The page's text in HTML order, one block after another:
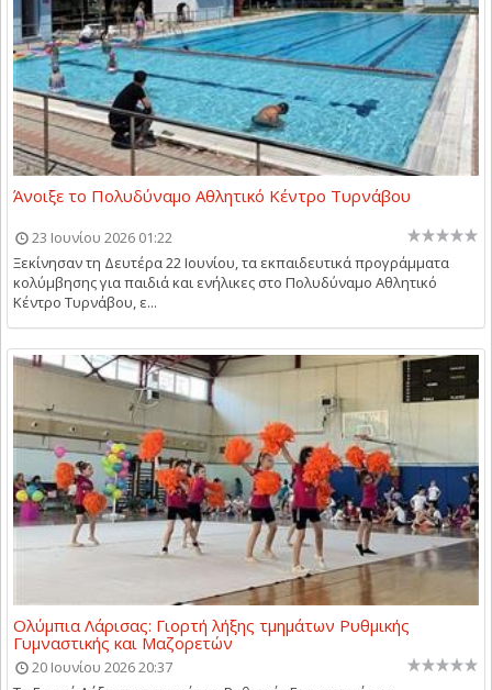
Άνοιξε το Πολυδύναμο Αθλητικό Κέντρο Τυρνάβου
23 Ιουνίου 2026 01:22
Ξεκίνησαν τη Δευτέρα 22 Ιουνίου, τα εκπαιδευτικά προγράμματα
κολύμβησης για παιδιά και ενήλικες στο Πολυδύναμο Αθλητικό
Κέντρο Τυρνάβου, ε...
Ολύμπια Λάρισας: Γιορτή λήξης τμημάτων Ρυθμικής
Γυμναστικής και Μαζορετών
20 Ιουνίου 2026 20:37